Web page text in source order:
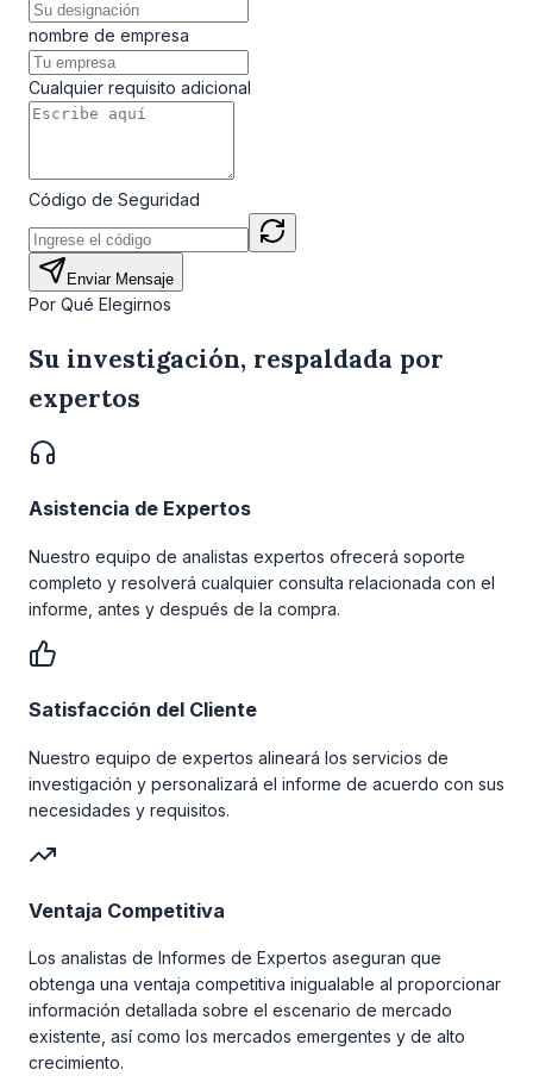
nombre de empresa
Cualquier requisito adicional
Código de Seguridad
Enviar Mensaje
Por Qué Elegirnos
Su investigación, respaldada por
expertos
Asistencia de Expertos
Nuestro equipo de analistas expertos ofrecerá soporte
completo y resolverá cualquier consulta relacionada con el
informe, antes y después de la compra.
Satisfacción del Cliente
Nuestro equipo de expertos alineará los servicios de
investigación y personalizará el informe de acuerdo con sus
necesidades y requisitos.
Ventaja Competitiva
Los analistas de Informes de Expertos aseguran que
obtenga una ventaja competitiva inigualable al proporcionar
información detallada sobre el escenario de mercado
existente, así como los mercados emergentes y de alto
crecimiento.